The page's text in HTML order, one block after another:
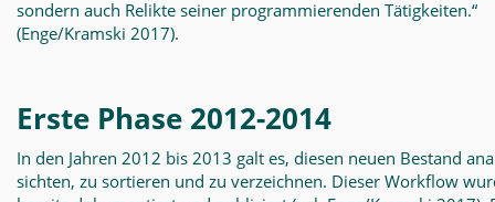
sondern auch Relikte seiner programmierenden Tätigkeiten.“
(Enge/Kramski 2017).
Erste Phase 2012-2014
In den Jahren 2012 bis 2013 galt es, diesen neuen Bestand
sichten, zu sortieren und zu verzeichnen. Dieser Workflow